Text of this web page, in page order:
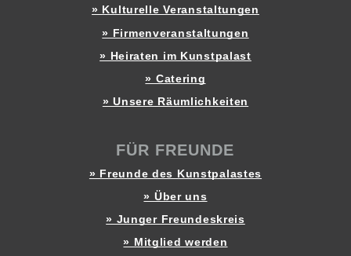
» Kulturelle Veranstaltungen
» Firmenveranstaltungen
» Heiraten im Kunstpalast
» Catering
» Unsere Räumlichkeiten
FÜR FREUNDE
» Freunde des Kunstpalastes
» Über uns
» Junger Freundeskreis
» Mitglied werden